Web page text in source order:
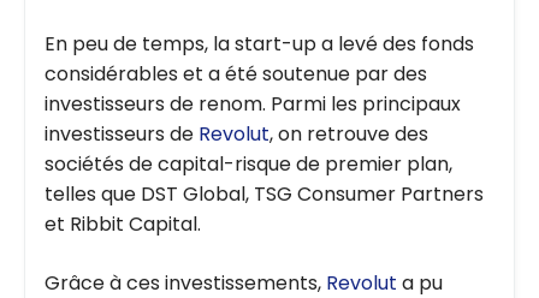
En peu de temps, la start-up a levé des fonds
considérables et a été soutenue par des
investisseurs de renom. Parmi les principaux
investisseurs de Revolut, on retrouve des
sociétés de capital-risque de premier plan,
telles que DST Global, TSG Consumer Partners
et Ribbit Capital.
Grâce à ces investissements, Revolut a pu